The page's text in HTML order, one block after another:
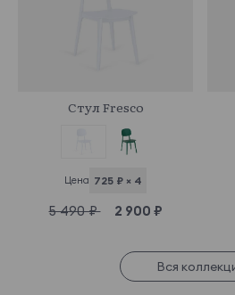
Стул Fresco
Цена 725 ₽ × 4
5 490 ₽ 2 900 ₽
Вся